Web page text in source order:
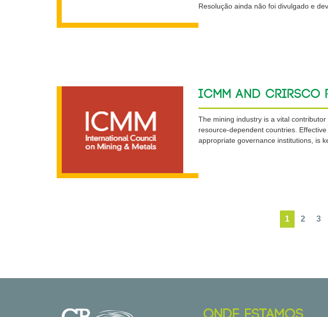
Resolução ainda não foi divulgado e
ICMM and
The mining industry is a vital
resource-dependent countries.
appropriate governance institutions, is
1 2 3